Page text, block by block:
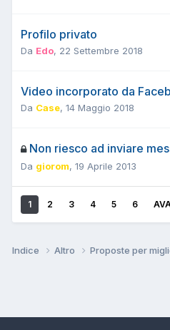
Profilo privato
Da Edo, 22 Settembre 2018
Video incorporato da
Da Case, 14 Maggio 2018
Non riesco ad inviare
Da giorom, 19 Aprile 2013
1 2 3 4 5 6
Indice Altro Proposte per